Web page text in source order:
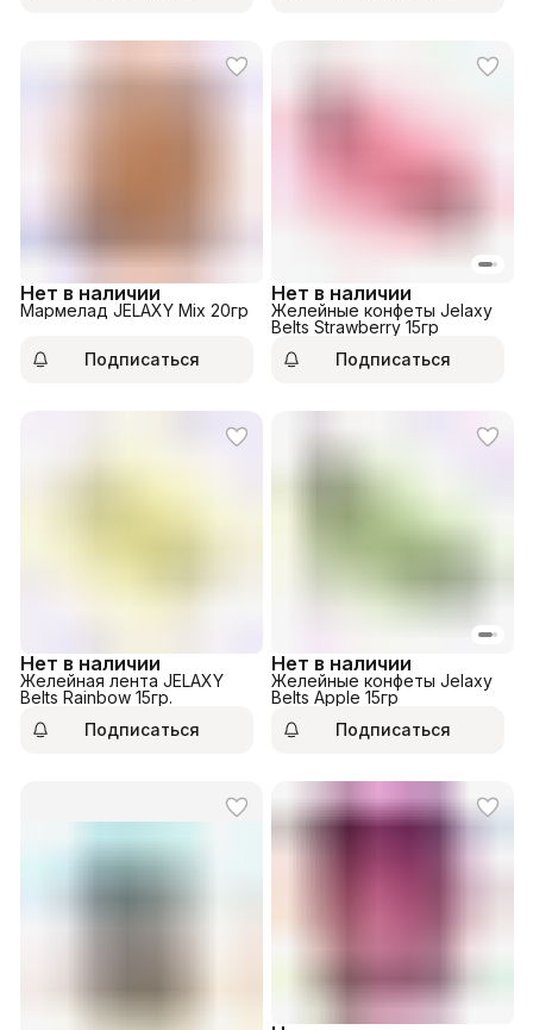
Нет в наличии
Мармелад JELAXY Mix 20гр
Подписаться
Нет в наличии
Желейные конфеты Jelaxy
Belts Strawberry 15гр
Подписаться
Нет в наличии
Желейная лента JELAXY
Belts Rainbow 15гр.
Подписаться
Нет в наличии
Желейные конфеты Jelaxy
Belts Apple 15гр
Подписаться